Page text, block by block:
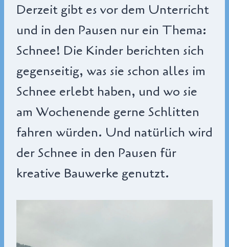
Derzeit gibt es vor dem Unterricht
und in den Pausen nur ein Thema:
Schnee! Die Kinder berichten sich
gegenseitig, was sie schon alles im
Schnee erlebt haben, und wo sie
am Wochenende gerne Schlitten
fahren würden. Und natürlich wird
der Schnee in den Pausen für
kreative Bauwerke genutzt.